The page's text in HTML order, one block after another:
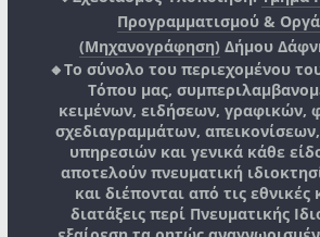
Προγραμματισμού &
(Μηχανογράφηση) Δήμου
🔸Το σύνολο του περιεχομένου
Τόπου μας,
κειμένων, ειδήσεων, γραφικών,
σχεδιαγραμμάτων,
υπηρεσιών και γενικά κάθε
αποτελούν πνευματική
και διέπονται από τις εθνικές
διατάξεις περί Πνευματικής